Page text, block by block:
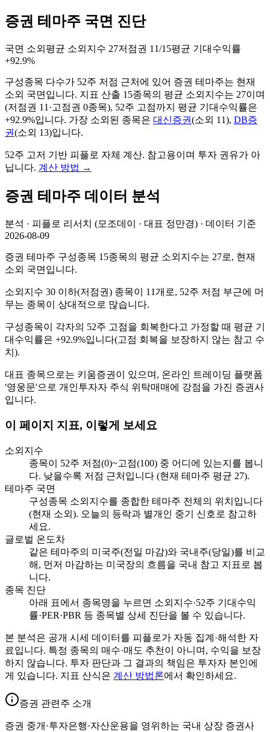
증권 테마주 국면 진단
국면 소외 평균 소외지수 27저점권 11/15평균 기대수익률
+92.9%
구성종목 다수가 52주 저점 근처에 있어 증권 테마주는 현재
소외 국면입니다. 지표 산출 15종목의 평균 소외지수는 27이며
(저점권 11 ·고점권 0종목), 52주 고점까지 평균 기대수익률은
+92.9%입니다. 가장 소외된 종목은 대신증권(소외 11), DB증
권(소외 13)입니다.
52주 고저 기반 피플로 자체 계산. 참고용이며 투자 권유가 아
닙니다. 계산 방법 →
증권 테마주 데이터 분석
분석 · 피플로 리서치 (모조데이 · 대표 정만경) · 데이터 기준
2026-08-09
증권 테마주 구성종목 15종목의 평균 소외지수는 27로, 현재
소외 국면입니다.
소외지수 30 이하(저점권) 종목이 11개로, 52주 저점 부근에 머
무는 종목이 상대적으로 많습니다.
구성종목이 각자의 52주 고점을 회복한다고 가정할 때 평균 기
대수익률은 +92.9%입니다(고점 회복을 보장하지 않는 참고 수
치).
대표 종목으로는 키움증권이 있으며, 온라인 트레이딩 플랫폼
'영웅문'으로 개인투자자 주식 위탁매매에 강점을 가진 증권사
입니다.
이 페이지 지표, 이렇게 보세요
소외지수
종목이 52주 저점(0)~고점(100) 중 어디에 있는지를 봅니
다. 낮을수록 저점 근처입니다 (현재 테마주 평균 27).
테마주 국면
구성종목 소외지수를 종합한 테마주 전체의 위치입니다
(현재 소외). 오늘의 등락과 별개인 중기 신호로 참고하
세요.
글로벌 온도차
같은 테마주의 미국주(전일 마감)와 국내주(당일)를 비교
해, 먼저 마감하는 미국장의 흐름을 국내 참고 지표로 봅
니다.
종목 진단
아래 표에서 종목명을 누르면 소외지수·52주 기대수익
률·PER·PBR 등 종목별 상세 진단을 볼 수 있습니다.
본 분석은 공개 시세 데이터를 피플로가 자동 집계·해석한 자
료입니다. 특정 종목의 매수·매도 추천이 아니며, 수익을 보장
하지 않습니다. 투자 판단과 그 결과의 책임은 투자자 본인에
게 있습니다. 지표 산식은 계산 방법론에서 확인하세요.
증권 관련주 소개
증권 중개·투자은행·자산운용을 영위하는 국내 상장 증권사